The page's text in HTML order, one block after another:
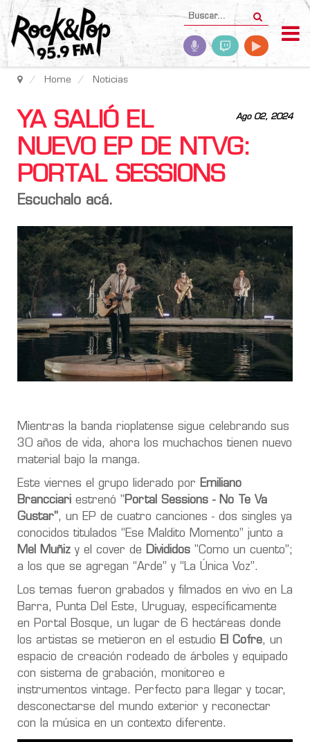
Home Noticias
Ago 02, 2024
YA SALIÓ EL
NUEVO EP DE NTVG:
PORTAL SESSIONS
Escuchalo acá.
Mientras la banda rioplatense sigue celebrando sus
30 años de vida, ahora los muchachos tienen nuevo
material bajo la manga.
Este viernes el grupo liderado por Emiliano
Brancciari estrenó "Portal Sessions - No Te Va
Gustar", un EP de cuatro canciones - dos singles ya
conocidos titulados “Ese Maldito Momento” junto a
Mel Muñiz y el cover de Divididos "Como un cuento”;
a los que se agregan “Arde” y “La Única Voz”.
Los temas fueron grabados y filmados en vivo en La
Barra, Punta Del Este, Uruguay, específicamente
en Portal Bosque, un lugar de 6 hectáreas donde
los artistas se metieron en el estudio El Cofre, un
espacio de creación rodeado de árboles y equipado
con sistema de grabación, monitoreo e
instrumentos vintage. Perfecto para llegar y tocar,
desconectarse del mundo exterior y reconectar
con la música en un contexto diferente.